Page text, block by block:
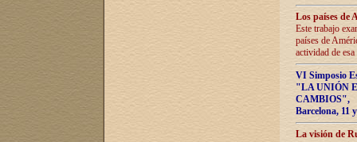
Los países de
Este trabajo
países de
actividad de
VI Simposio
"LA UNIÓN
CAMBIOS",
Barcelona, 11
La visión de